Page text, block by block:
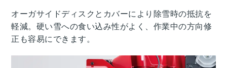
オーガサイドディスクとカバーにより除雪時の抵抗を
軽減。硬い雪への食い込み性がよく、作業中の方向修
正も容易にできます。